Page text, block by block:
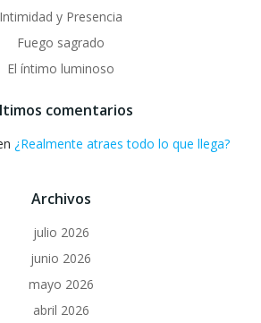
Intimidad y Presencia
Fuego sagrado
El íntimo luminoso
comentarios
¿Realmente atraes todo lo que llega?
Archivos
julio 2026
junio 2026
mayo 2026
abril 2026